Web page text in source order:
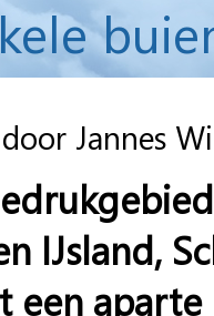
Jannes
IJsland,
een